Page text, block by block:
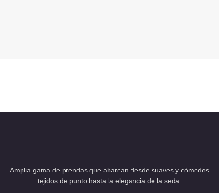
Amplia gama de prendas que abarcan desde suaves y cómodos
tejidos de punto hasta la elegancia de la seda.